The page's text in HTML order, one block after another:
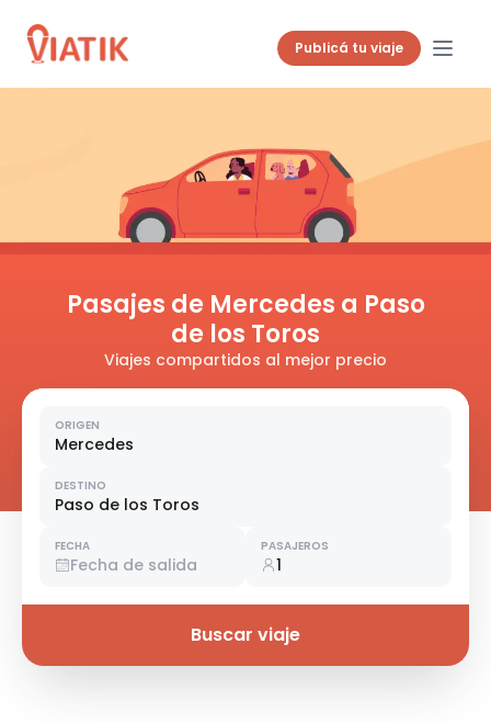
Publicá tu viaje
Pasajes de Mercedes a Paso
de los Toros
Viajes compartidos al mejor precio
ORIGEN
Mercedes
DESTINO
Paso de los Toros
FECHA
Fecha de salida
PASAJEROS
1
Buscar viaje